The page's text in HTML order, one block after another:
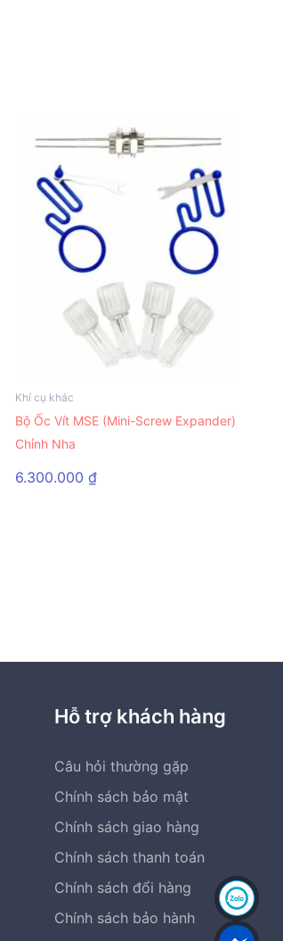
Khí cụ khác
Bộ Ốc Vít MSE (Mini-Screw Expander)
Chỉnh Nha
6.300.000₫
Hỗ trợ khách hàng
Câu hỏi thường gặp
Chính sách bảo mật
Chính sách giao hàng
Chính sách thanh toán
Chính sách đổi hàng
Chính sách bảo hành